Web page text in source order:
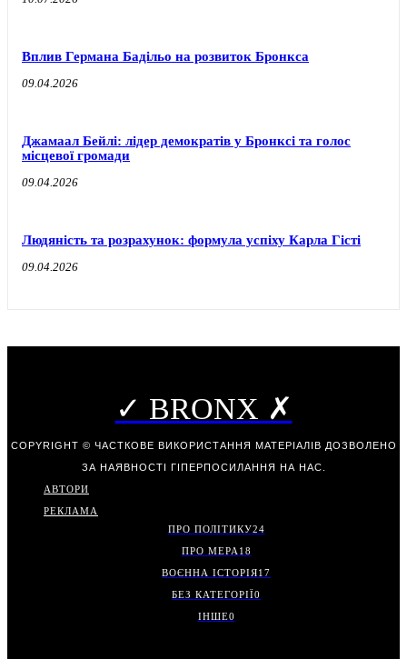
Вплив Германа Бадільо на розвиток Бронкса
09.04.2026
Джамаал Бейлі: лідер демократів у Бронксі та голос
місцевої громади
09.04.2026
Людяність та розрахунок: формула успіху Карла Гісті
09.04.2026
✓ BRONX ✗
COPYRIGHT © ЧАСТКОВЕ ВИКОРИСТАННЯ МАТЕРІАЛІВ ДОЗВОЛЕНО
ЗА НАЯВНОСТІ ГІПЕРПОСИЛАННЯ НА НАС.
АВТОРИ
РЕКЛАМА
ПРО ПОЛІТИКУ24
ПРО МЕРА 18
ВОЄННА ІСТОРІЯ17
БЕЗ КАТЕГОРІЇ0
ІНШЕ0